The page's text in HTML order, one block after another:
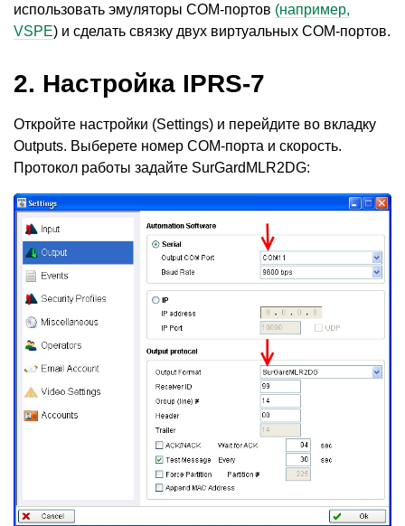
использовать эмуляторы СОМ-портов (например,
VSPE) и сделать связку двух виртуальных СОМ-портов.
2. Настройка IPRS-7
Откройте настройки (Settings) и перейдите во вкладку
Outputs. Выберете номер СОМ-порта и скорость.
Протокол работы задайте SurGardMLR2DG: